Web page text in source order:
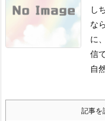
し
な
に
信
自
記事を